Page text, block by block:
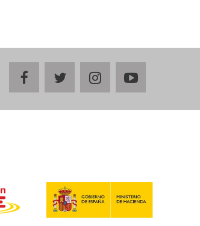
facebooktwitterinstagramyoutube